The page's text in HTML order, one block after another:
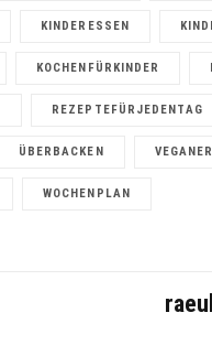
KINDERESSEN
KOCHENFÜRKINDER
REZEPTEFÜRJEDENTAG
ÜBERBACKEN
WOCHENPLAN